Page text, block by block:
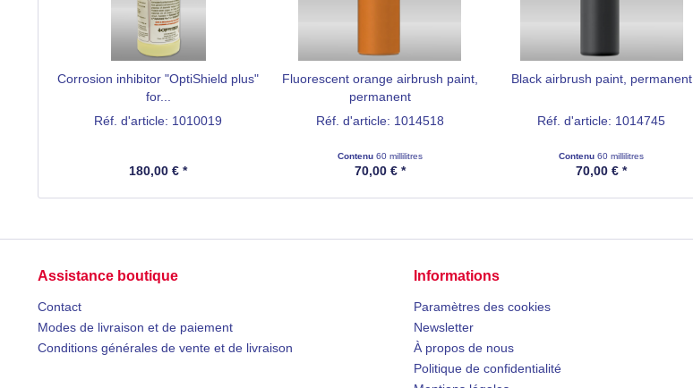
Corrosion inhibitor "OptiShield plus"
for...
Réf. d'article: 1010019
180,00 € *
Fluorescent orange airbrush paint,
permanent
Réf. d'article: 1014518
Contenu 60 millilitres
70,00 € *
Black airbrush paint, permanent
Réf. d'article: 1014745
Contenu60 millilitres
70,00 € *
Assistance boutique
Contact
Modes de livraison et de paiement
Conditions générales de vente et de livraison
Informations
Paramètres des cookies
Newsletter
À propos de nous
Politique de confidentialité